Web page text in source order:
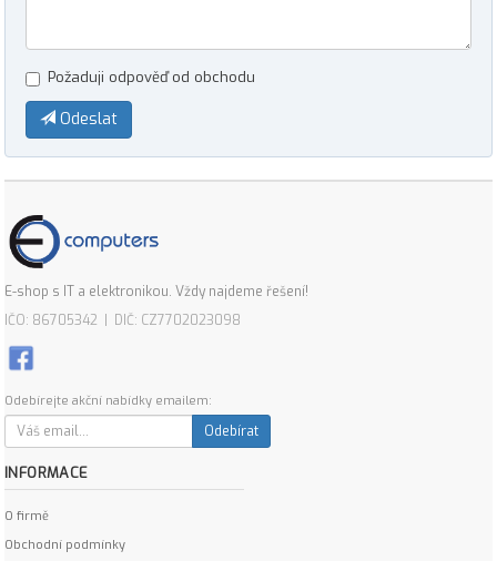
Požaduji odpověď od obchodu
Odeslat
E-shop s IT a elektronikou. Vždy najdeme řešení!
IČO: 86705342 | DIČ: CZ7702023098
Odebírejte akční nabídky emailem:
Odebírat
INFORMACE
O firmě
Obchodní podmínky